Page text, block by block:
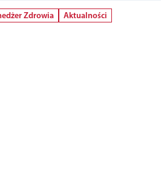
Zdrowia Aktualności